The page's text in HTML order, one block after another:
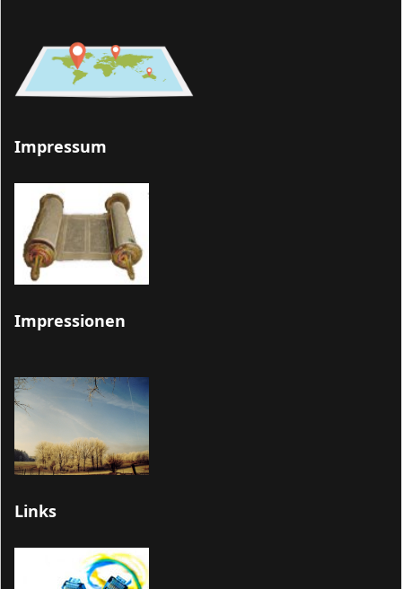
Impressum
Impressionen
Links